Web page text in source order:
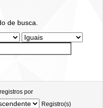
de busca.
por
Registro(s)